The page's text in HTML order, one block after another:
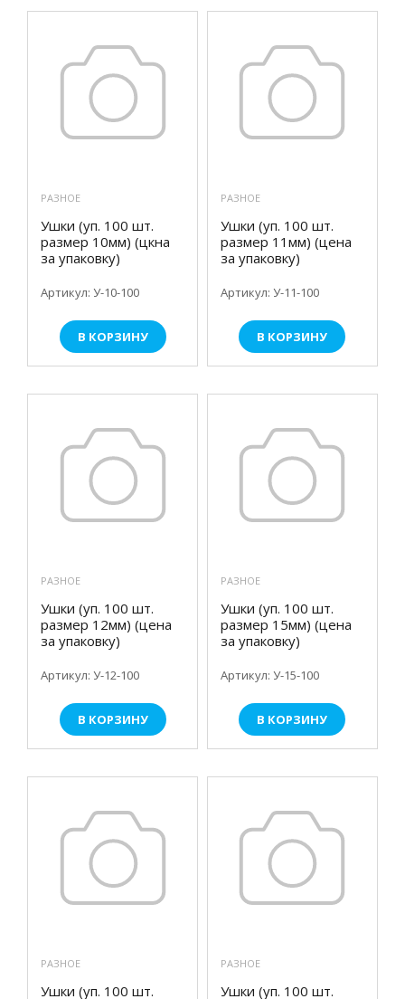
РАЗНОЕ
Ушки (уп. 100 шт.
размер 10мм) (цкна
за упаковку)
Артикул: У-10-100
В КОРЗИНУ
РАЗНОЕ
Ушки (уп. 100 шт.
размер 11мм) (цена
за упаковку)
Артикул: У-11-100
В КОРЗИНУ
РАЗНОЕ
Ушки (уп. 100 шт.
размер 12мм) (цена
за упаковку)
Артикул: У-12-100
В КОРЗИНУ
РАЗНОЕ
Ушки (уп. 100 шт.
размер 15мм) (цена
за упаковку)
Артикул: У-15-100
В КОРЗИНУ
РАЗНОЕ
Ушки (уп. 100 шт.
РАЗНОЕ
Ушки (уп. 100 шт.